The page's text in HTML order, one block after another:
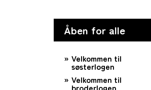
Åben for alle
Velkommen til
søsterlogen
Velkommen til